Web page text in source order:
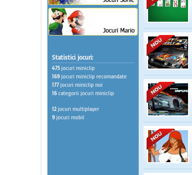
Statistici jocuri:
475jocuri miniclip
169jocuri miniclip recomandate
177jocuri miniclip noi
16categorii jocuri miniclip
12jocuri multiplayer
9jocuri mobil